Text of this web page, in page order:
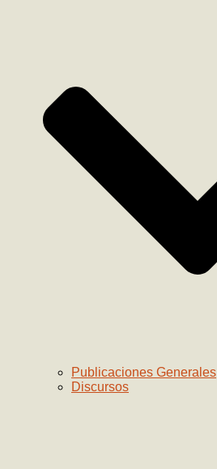
Publicaciones Generales
Discursos